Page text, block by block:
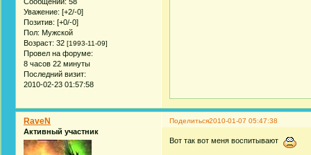
Уважение: [+2/-0]
Позитив: [+0/-0]
Пол: Мужской
Возраст: 32 [1993-11-09]
Провел на форуме:
8 часов 22 минуты
Последний визит:
2010-02-23 01:57:58
Поделиться2010-01-07 05:47:38
RaveN
Активный участник
Вот так вот меня воспитывают